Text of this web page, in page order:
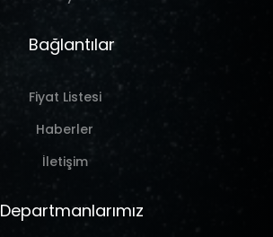
Bağlantılar
Fiyat Listesi
Haberler
İletişim
Departmanlarımız